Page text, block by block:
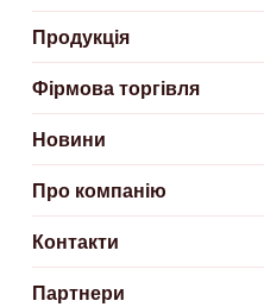
Продукція
Фірмова торгівля
Новини
Про компанію
Контакти
Партнери